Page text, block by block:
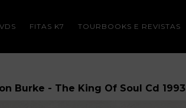
FITAS K7 TOURBOOKS E REVISTAS
Burke - The King Of Soul Cd 1993